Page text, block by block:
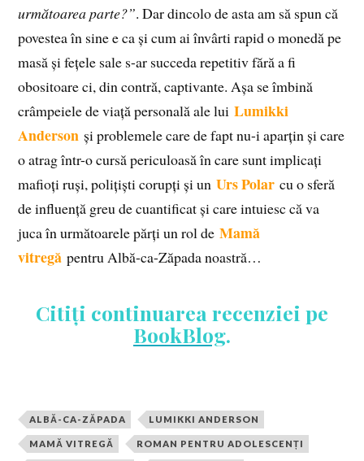
următoarea parte?”. Dar dincolo de asta am să spun că
povestea în sine e ca și cum ai învârti rapid o monedă pe
masă și fețele sale s-ar succeda repetitiv fără a fi
obositoare ci, din contră, captivante. Așa se îmbină
crâmpeiele de viață personală ale luiLumikki
Anderson și problemele care de fapt nu-i aparțin și care
o atrag într-o cursă periculoasă în care sunt implicați
mafioți ruși, polițiști corupți și unUrs Polar cu o sferă
de influență greu de cuantificat și care intuiesc că va
juca în următoarele părți un rol deMamă
vitregă pentru Albă-ca-Zăpada noastră…
Citiți continuarea recenziei pe
BookBlog.
ALBĂ-CA-ZĂPADA LUMIKKI ANDERSON
MAMĂ VITREGĂ ROMAN PENTRU ADOLESCENȚI